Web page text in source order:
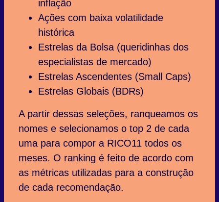
inflação
Ações com baixa volatilidade
histórica
Estrelas da Bolsa (queridinhas dos
especialistas de mercado)
Estrelas Ascendentes (Small Caps)
Estrelas Globais (BDRs)
A partir dessas seleções, ranqueamos os
nomes e selecionamos o top 2 de cada
uma para compor a RICO11 todos os
meses. O ranking é feito de acordo com
as métricas utilizadas para a construção
de cada recomendação.